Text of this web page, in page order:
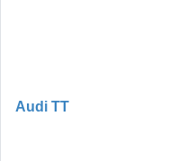
Audi TT